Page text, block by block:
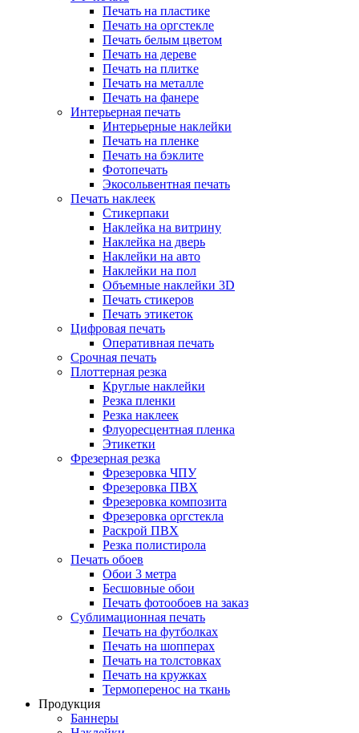
Печать на пластике
Печать на оргстекле
Печать белым цветом
Печать на дереве
Печать на плитке
Печать на металле
Печать на фанере
Интерьерная печать
Интерьерные наклейки
Печать на пленке
Печать на бэклите
Фотопечать
Экосольвентная печать
Печать наклеек
Стикерпаки
Наклейка на витрину
Наклейка на дверь
Наклейки на авто
Наклейки на пол
Объемные наклейки 3D
Печать стикеров
Печать этикеток
Цифровая печать
Оперативная печать
Срочная печать
Плоттерная резка
Круглые наклейки
Резка пленки
Резка наклеек
Флуоресцентная пленка
Этикетки
Фрезерная резка
Фрезеровка ЧПУ
Фрезеровка ПВХ
Фрезеровка композита
Фрезеровка оргстекла
Раскрой ПВХ
Резка полистирола
Печать обоев
Обои 3 метра
Бесшовные обои
Печать фотообоев на заказ
Сублимационная печать
Печать на футболках
Печать на шопперах
Печать на толстовках
Печать на кружках
Термоперенос на ткань
Продукция
Баннеры